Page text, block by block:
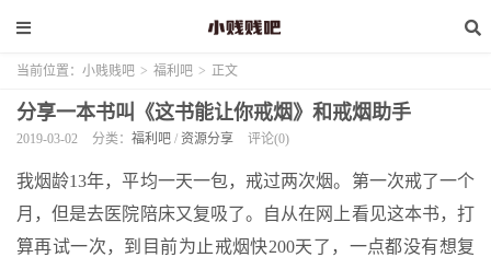
当前位置： 小贱贱吧 > 福利吧 > 正文
分享一本书叫《这书能让你戒烟》和戒烟助手
2019-03-02 分类： 福利吧 / 资源分享 评论(0)
我烟龄13年，平均一天一包，戒过两次烟。第一次戒了一个
月，但是去医院陪床又复吸了。自从在网上看见这本书，打
算再试一次，到目前为止戒烟快200天了，一点都没有想复